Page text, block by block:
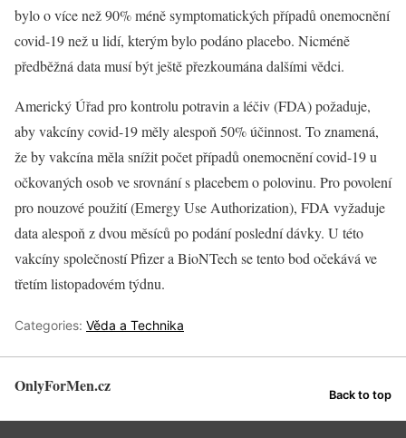
bylo o více než 90% méně symptomatických případů onemocnění
covid-19 než u lidí, kterým bylo podáno placebo. Nicméně
předběžná data musí být ještě přezkoumána dalšími vědci.
Americký Úřad pro kontrolu potravin a léčiv (FDA) požaduje,
aby vakcíny covid-19 měly alespoň 50% účinnost. To znamená,
že by vakcína měla snížit počet případů onemocnění covid-19 u
očkovaných osob ve srovnání s placebem o polovinu. Pro povolení
pro nouzové použití (Emergy Use Authorization), FDA vyžaduje
data alespoň z dvou měsíců po podání poslední dávky. U této
vakcíny společností Pfizer a BioNTech se tento bod očekává ve
třetím listopadovém týdnu.
Categories: Věda a Technika
OnlyForMen.cz Back to top